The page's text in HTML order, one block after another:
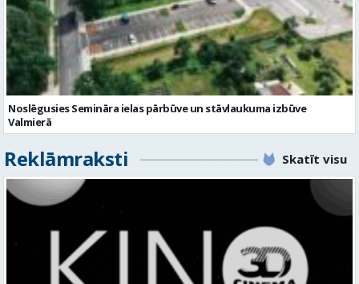
Noslēgusies Semināra ielas pārbūve un stāvlaukuma izbūve
Valmierā
Reklāmraksti Skatīt visu